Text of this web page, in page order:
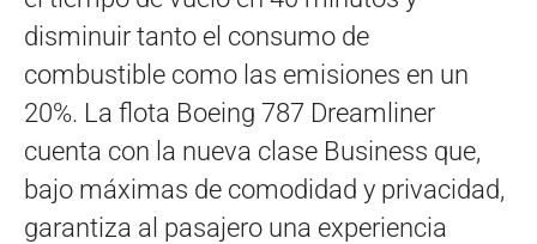
disminuir tanto el consumo de
combustible como las emisiones en un
20%. La flota Boeing 787 Dreamliner
cuenta con la nueva clase Business que,
bajo máximas de comodidad y privacidad,
garantiza al pasajero una experiencia